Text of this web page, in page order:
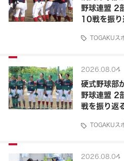
野球連盟 2
10戦を振り
TOGAKUス
2026.08.04
硬式野球部
野球連盟 2
戦を振り返
TOGAKUス
2026.08.04